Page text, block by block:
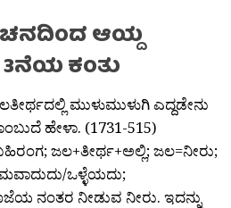
ಆಯ್ದ
3ನೆಯ ಕಂತು
ಮುಳುಮುಳುಗಿ ಎದ್ದಡೇನು
ಹೇಳಾ. (1731-515)
ಜಲ+ತೀರ್ಥ+ಅಲ್ಲಿ; ಜಲ=ನೀರು;
ಒಳ್ಳೆಯದು;
ನಂತರ ನೀಡುವ ನೀರು. ಇದನ್ನು